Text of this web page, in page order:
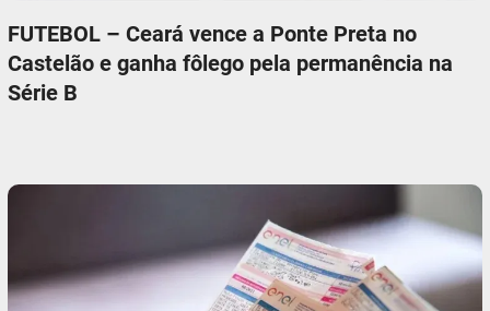
FUTEBOL – Ceará vence a Ponte Preta no
Castelão e ganha fôlego pela permanência na
Série B